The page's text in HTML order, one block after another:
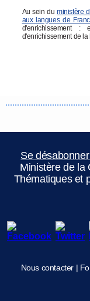
Au sein duministère
aux langues de
d'enrichissement
d'enrichissement de
Se
Ministère de la
Thématiques et
Nous contacter |